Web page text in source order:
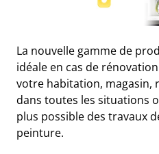
La nouvelle gamme de
idéale en cas de
votre habitation, magasin,
dans toutes les situations
plus possible des travaux
peinture.